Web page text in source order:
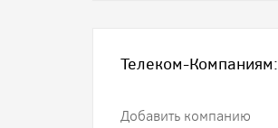
Телеком-Компаниям:
Добавить компанию